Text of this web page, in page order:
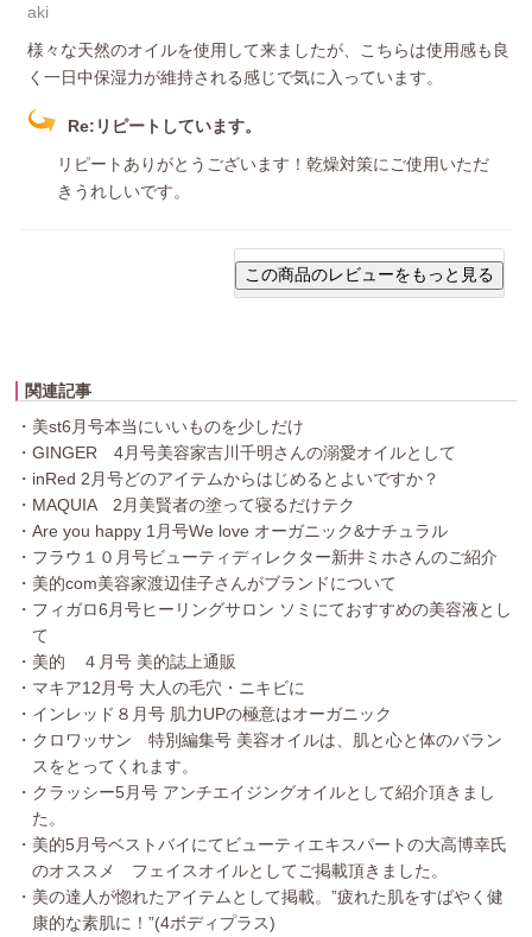
aki
様々な天然のオイルを使用して来ましたが、こちらは使用感も良
く一日中保湿力が維持される感じで気に入っています。
Re:リピートしています。
リピートありがとうございます！乾燥対策にご使用いただ
きうれしいです。
関連記事
・美st6月号本当にいいものを少しだけ
・GINGER 4月号美容家吉川千明さんの溺愛オイルとして
・inRed 2月号どのアイテムからはじめるとよいですか？
・MAQUIA 2月美賢者の塗って寝るだけテク
・Are you happy 1月号We love オーガニック&ナチュラル
・フラウ１０月号ビューティディレクター新井ミホさんのご紹介
・美的com美容家渡辺佳子さんがブランドについて
・フィガロ6月号ヒーリングサロン ソミにておすすめの美容液とし
て
・美的 ４月号 美的誌上通販
・マキア12月号 大人の毛穴・ニキビに
・インレッド８月号 肌力UPの極意はオーガニック
・クロワッサン 特別編集号 美容オイルは、肌と心と体のバラン
スをとってくれます。
・クラッシー5月号 アンチエイジングオイルとして紹介頂きまし
た。
・美的5月号ベストバイにてビューティエキスパートの大高博幸氏
のオススメ フェイスオイルとしてご掲載頂きました。
・美の達人が惚れたアイテムとして掲載。”疲れた肌をすばやく健
康的な素肌に！”(4ボディプラス)